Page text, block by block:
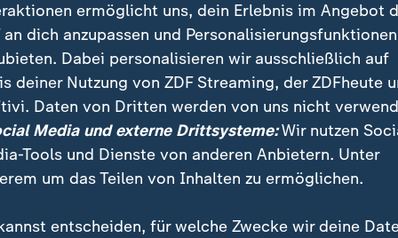
DBB-Frauen zum Erfolg geführt
Amt 2023 übernommen, unter ihr befand sich
stark im Aufwind. Nach Platz sechs bei der EM
im Vorjahr erstmals für Olympia und schaffte es
der Europameisterschaft in diesem Jahr fuhren die
EM-Platzierung seit Bronze 1997 ein.
EM Fünfte
ermöglicht uns, dein Erlebnis im Angebot
an dich anzupassen und Personalisierungsfunktionen
Dabei personalisieren wir ausschließlich auf
deiner Nutzung von ZDF Streaming, der ZDFheute
Daten von Dritten werden von uns nicht
Media und externe Drittsysteme:Wir nutzen
Tools und Dienste von anderen Anbietern. Unter
um das Teilen von Inhalten zu ermöglichen.
entscheiden, für welche Zwecke wir deine